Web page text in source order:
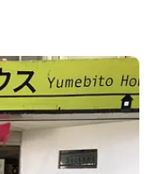
御在所ロープウェイが
自然と対話しながら至